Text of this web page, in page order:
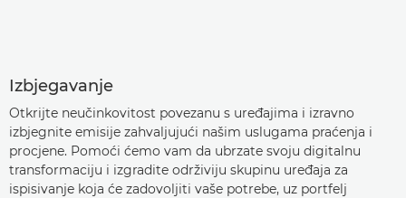
Izbjegavanje
Otkrijte neučinkovitost povezanu s uređajima i izravno
izbjegnite emisije zahvaljujući našim uslugama praćenja i
procjene. Pomoći ćemo vam da ubrzate svoju digitalnu
transformaciju i izgradite održiviju skupinu uređaja za
ispisivanje koja će zadovoljiti vaše potrebe, uz portfelj